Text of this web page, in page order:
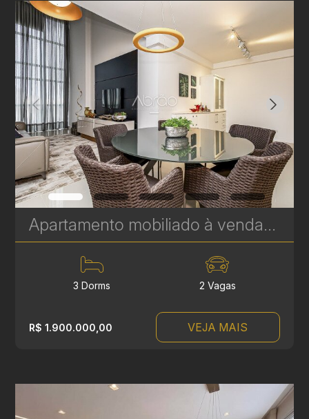
Apartamento mobiliado à venda no Soul Batel Soho, com 120,32 m², 3 quartos, sendo 1 suíte | Ref. 1764
3 Dorms 2 Vagas
R$ 1.900.000,00 VEJA MAIS